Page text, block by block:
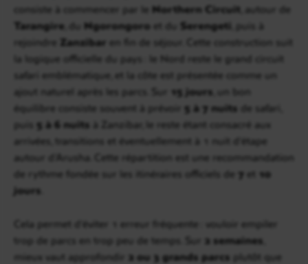
consiste à commencer par le Northern Circuit , autour de
Tarangire
Ngorongoro et du Serengeti , puis à
rejoindre Zanzibar en fin de séjour. Cette construction suit
la logique officielle du pays : le Nord reste le grand circuit
safari emblématique, et la côte est présentée comme un
ajout naturel après les parcs. Sur
15 jours
équilibre consiste souvent à prévoir 5 à 7 nuits de safari,
5 à 6 nuits à Zanzibar, le reste étant consacré aux
arrivées, transitions et éventuellement à 1 nuit d’étape
autour d’Arusha. Cette répartition est une recommandation
de rythme fondée sur les itinéraires officiels de 7 et 10
jours
Cela permet d’éviter 1 erreur fréquente : vouloir empiler
trop de parcs en trop peu de temps. Sur
2 semaines
mieux vaut approfondir
2 ou 3 grands parcs plutôt que